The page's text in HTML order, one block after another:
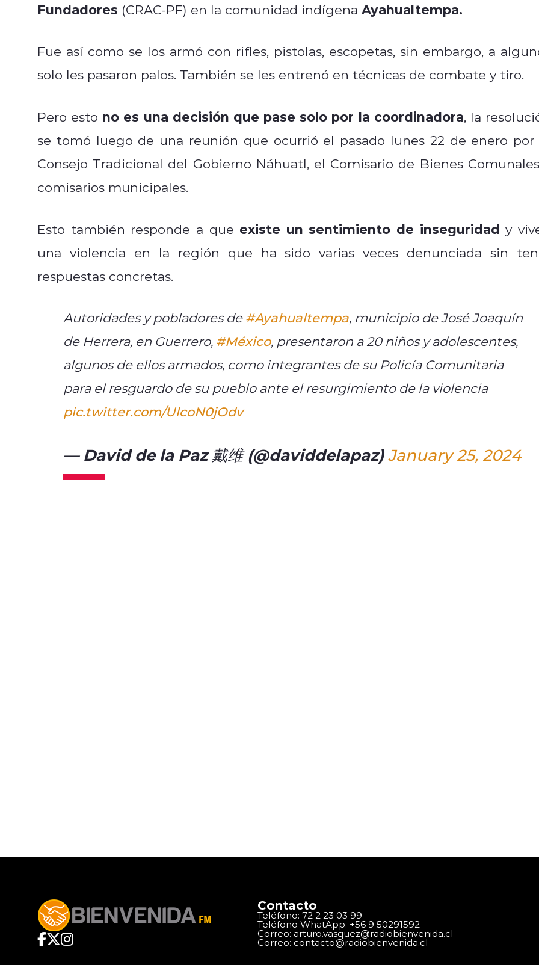
Fundadores (CRAC-PF) en la comunidad indígena Ayahualtempa.
Fue así como se los armó con rifles, pistolas, escopetas, sin embargo, a
solo les pasaron palos. También se les entrenó en técnicas de combate y tiro.
Pero esto no es una decisión que pase solo por la coordinadora, la
se tomó luego de una reunión que ocurrió el pasado lunes 22 de enero por
Consejo Tradicional del Gobierno Náhuatl, el Comisario de Bienes
comisarios municipales.
Esto también responde a que existe un sentimiento de inseguridad y
una violencia en la región que ha sido varias veces denunciada sin
respuestas concretas.
Autoridades y pobladores de#Ayahualtempa, municipio de José Joaquín
de Herrera, en Guerrero, #México, presentaron a 20 niños y adolescentes,
algunos de ellos armados, como integrantes de su Policía Comunitaria
para el resguardo de su pueblo ante el resurgimiento de la violencia
pic.twitter.com/UlcoN0jOdv
— David de la Paz 戴维 (@daviddelapaz)January 25, 2024
Contacto
Teléfono: 72 2 23 03 99
Teléfono WhatApp: +56 9 50291592
Correo: arturo.vasquez@radiobienvenida.cl
Correo: contacto@radiobienvenida.cl